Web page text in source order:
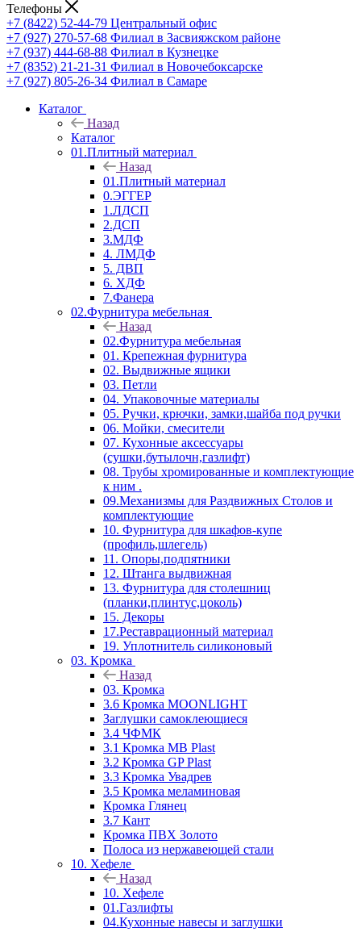
Телефоны
+7 (8422) 52-44-79 Центральный офис
+7 (927) 270-57-68 Филиал в Засвияжском районе
+7 (937) 444-68-88 Филиал в Кузнецке
+7 (8352) 21-21-31 Филиал в Новочебоксарске
+7 (927) 805-26-34 Филиал в Самаре
Каталог
Назад
Каталог
01.Плитный материал
Назад
01.Плитный материал
0.ЭГГЕР
1.ЛДСП
2.ДСП
3.МДФ
4. ЛМДФ
5. ДВП
6. ХДФ
7.Фанера
02.Фурнитура мебельная
Назад
02.Фурнитура мебельная
01. Крепежная фурнитура
02. Выдвижные ящики
03. Петли
04. Упаковочные материалы
05. Ручки, крючки, замки,шайба под ручки
06. Мойки, смесители
07. Кухонные аксессуары
(сушки,бутылочн,газлифт)
08. Трубы хромированные и комплектующие
к ним .
09.Механизмы для Раздвижных Столов и
комплектующие
10. Фурнитура для шкафов-купе
(профиль,шлегель)
11. Опоры,подпятники
12. Штанга выдвижная
13. Фурнитура для столешниц
(планки,плинтус,цоколь)
15. Декоры
17.Реставрационный материал
19. Уплотнитель силиконовый
03. Кромка
Назад
03. Кромка
3.6 Кромка MOONLIGHT
Заглушки самоклеющиеся
3.4 ЧФМК
3.1 Кромка MB Plast
3.2 Кромка GP Plast
3.3 Кромка Увадрев
3.5 Кромка меламиновая
Кромка Глянец
3.7 Кант
Кромка ПВХ Золото
Полоса из нержавеющей стали
10. Хефеле
Назад
10. Хефеле
01.Газлифты
04.Кухонные навесы и заглушки